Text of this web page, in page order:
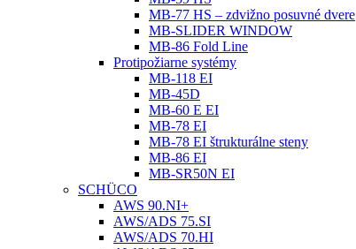
MB-77 HS – zdvižno posuvné dvere
MB-SLIDER WINDOW
MB-86 Fold Line
Protipožiarne systémy
MB-118 EI
MB-45D
MB-60 E EI
MB-78 EI
MB-78 EI štrukturálne steny
MB-86 EI
MB-SR50N EI
SCHÜCO
AWS 90.NI+
AWS/ADS 75.SI
AWS/ADS 70.HI